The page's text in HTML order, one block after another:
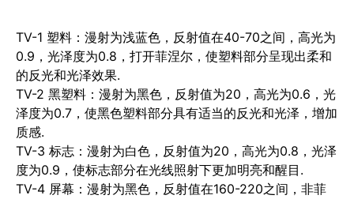
TV-1 塑料 ：漫射为浅蓝色，反射值在40-70之间，高光为
0.9，光泽度为0.8，打开菲涅尔，使塑料部分呈现出柔和
的反光和光泽效果.
TV-2 黑塑料 ：漫射为黑色，反射值为20，高光为0.6，光
泽度为0.7，使黑色塑料部分具有适当的反光和光泽，增加
质感.
TV-3 标志 ：漫射为白色，反射值为20，高光为0.8，光泽
度为0.9，使标志部分在光线照射下更加明亮和醒目.
TV-4 屏幕 ：漫射为黑色，反射值在160-220之间，非菲